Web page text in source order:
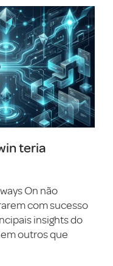
teria
On não
com sucesso
insights do
outros que